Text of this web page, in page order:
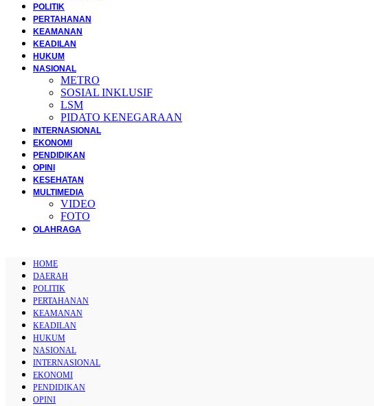
POLITIK
PERTAHANAN
KEAMANAN
KEADILAN
HUKUM
NASIONAL
METRO
SOSIAL INKLUSIF
LSM
PIDATO KENEGARAAN
INTERNASIONAL
EKONOMI
PENDIDIKAN
OPINI
KESEHATAN
MULTIMEDIA
VIDEO
FOTO
OLAHRAGA
HOME
DAERAH
POLITIK
PERTAHANAN
KEAMANAN
KEADILAN
HUKUM
NASIONAL
INTERNASIONAL
EKONOMI
PENDIDIKAN
OPINI